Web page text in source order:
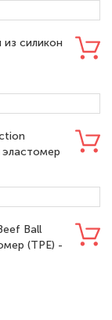
силикон
Ball
(TPE) -